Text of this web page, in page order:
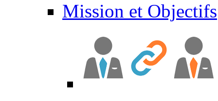
Mission et Objectifs